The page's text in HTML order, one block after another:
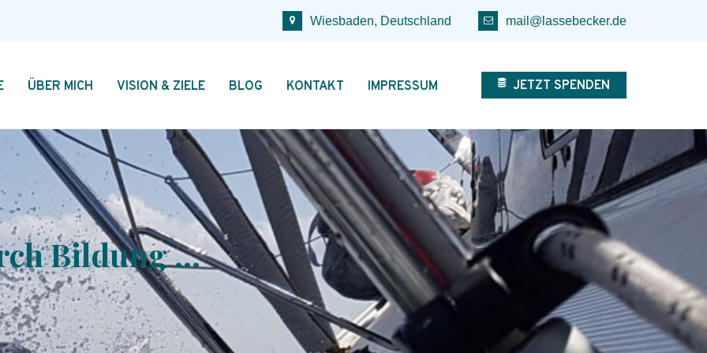
Wiesbaden, Deutschland mail@lassebecker.de
ÜBER MICH VISION & ZIELE BLOG KONTAKT IMPRESSUM JETZT SPENDEN
Bildung …